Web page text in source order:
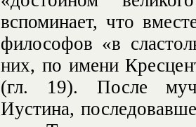
вспоминает, что
философов «в
них, по имени
(гл. 19). После
Иустина,